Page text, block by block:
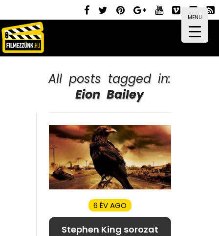
MENÜ
All posts tagged in:
Eion Bailey
6 ÉV AGO
Stephen King sorozat